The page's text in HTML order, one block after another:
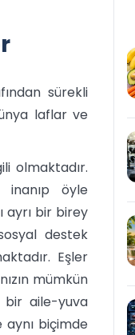
sürekli
laflar ve
olmaktadır.
inanıp öyle
ayrı bir birey
destek
Eşler
mümkün
bir aile-yuva
biçimde